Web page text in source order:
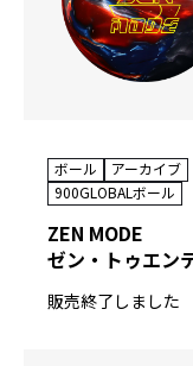
ボール
アーカイブ
900GLOBALボール
ZEN MODE
販売終了しました